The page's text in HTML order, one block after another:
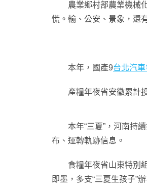
農業鄉村部農業機械
慌。輸、公安、景象，還
本年，國產9台北汽
產糧年夜省安徽累計
本年“三夏”，河南持
布、運轉軌跡信息。
食糧年夜省山東特別
即墨，多支“三夏生孩子”